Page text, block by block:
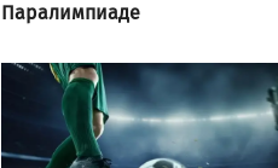
Паралимпиаде